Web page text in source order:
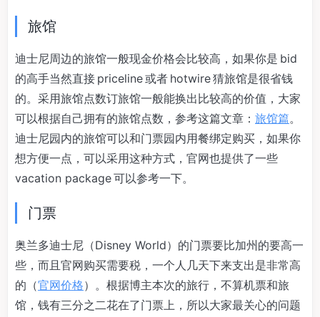
旅馆
迪士尼周边的旅馆一般现金价格会比较高，如果你是 bid
的高手当然直接 priceline 或者 hotwire 猜旅馆是很省钱
的。采用旅馆点数订旅馆一般能换出比较高的价值，大家
可以根据自己拥有的旅馆点数，参考这篇文章： 旅馆篇。
迪士尼园内的旅馆可以和门票园内用餐绑定购买，如果你
想方便一点，可以采用这种方式，官网也提供了一些
vacation package 可以参考一下。
门票
奥兰多迪士尼（Disney World）的门票要比加州的要高一
些，而且官网购买需要税，一个人几天下来支出是非常高
的（官网价格）。根据博主本次的旅行，不算机票和旅
馆，钱有三分之二花在了门票上，所以大家最关心的问题